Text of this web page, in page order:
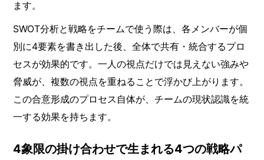
ます。
SWOT分析と戦略をチームで使う際は、各メンバーが個
別に4要素を書き出した後、全体で共有・統合するプロ
セスが効果的です。一人の視点だけでは見えない強みや
脅威が、複数の視点を重ねることで浮かび上がります。
この合意形成のプロセス自体が、チームの現状認識を統
一する効果を持ちます。
4象限の掛け合わせで生まれる4つの戦略パ